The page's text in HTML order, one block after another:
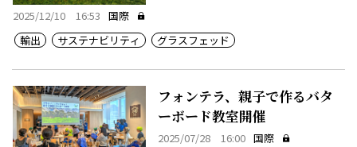
2025/12/10 16:53 国際
輸出
サステナビリティ グラスフェッド
フォンテラ、親子で作るバタ
ーボード教室開催
2025/07/28 16:00 国際